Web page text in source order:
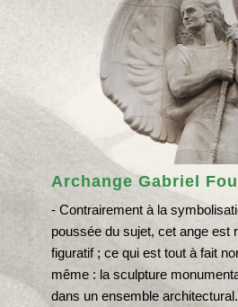
Archange Gabriel
- Contrairement à la
poussée du sujet, cet ange est
figuratif ; ce qui est tout à fait
même : la sculpture
dans un ensemble architectural.